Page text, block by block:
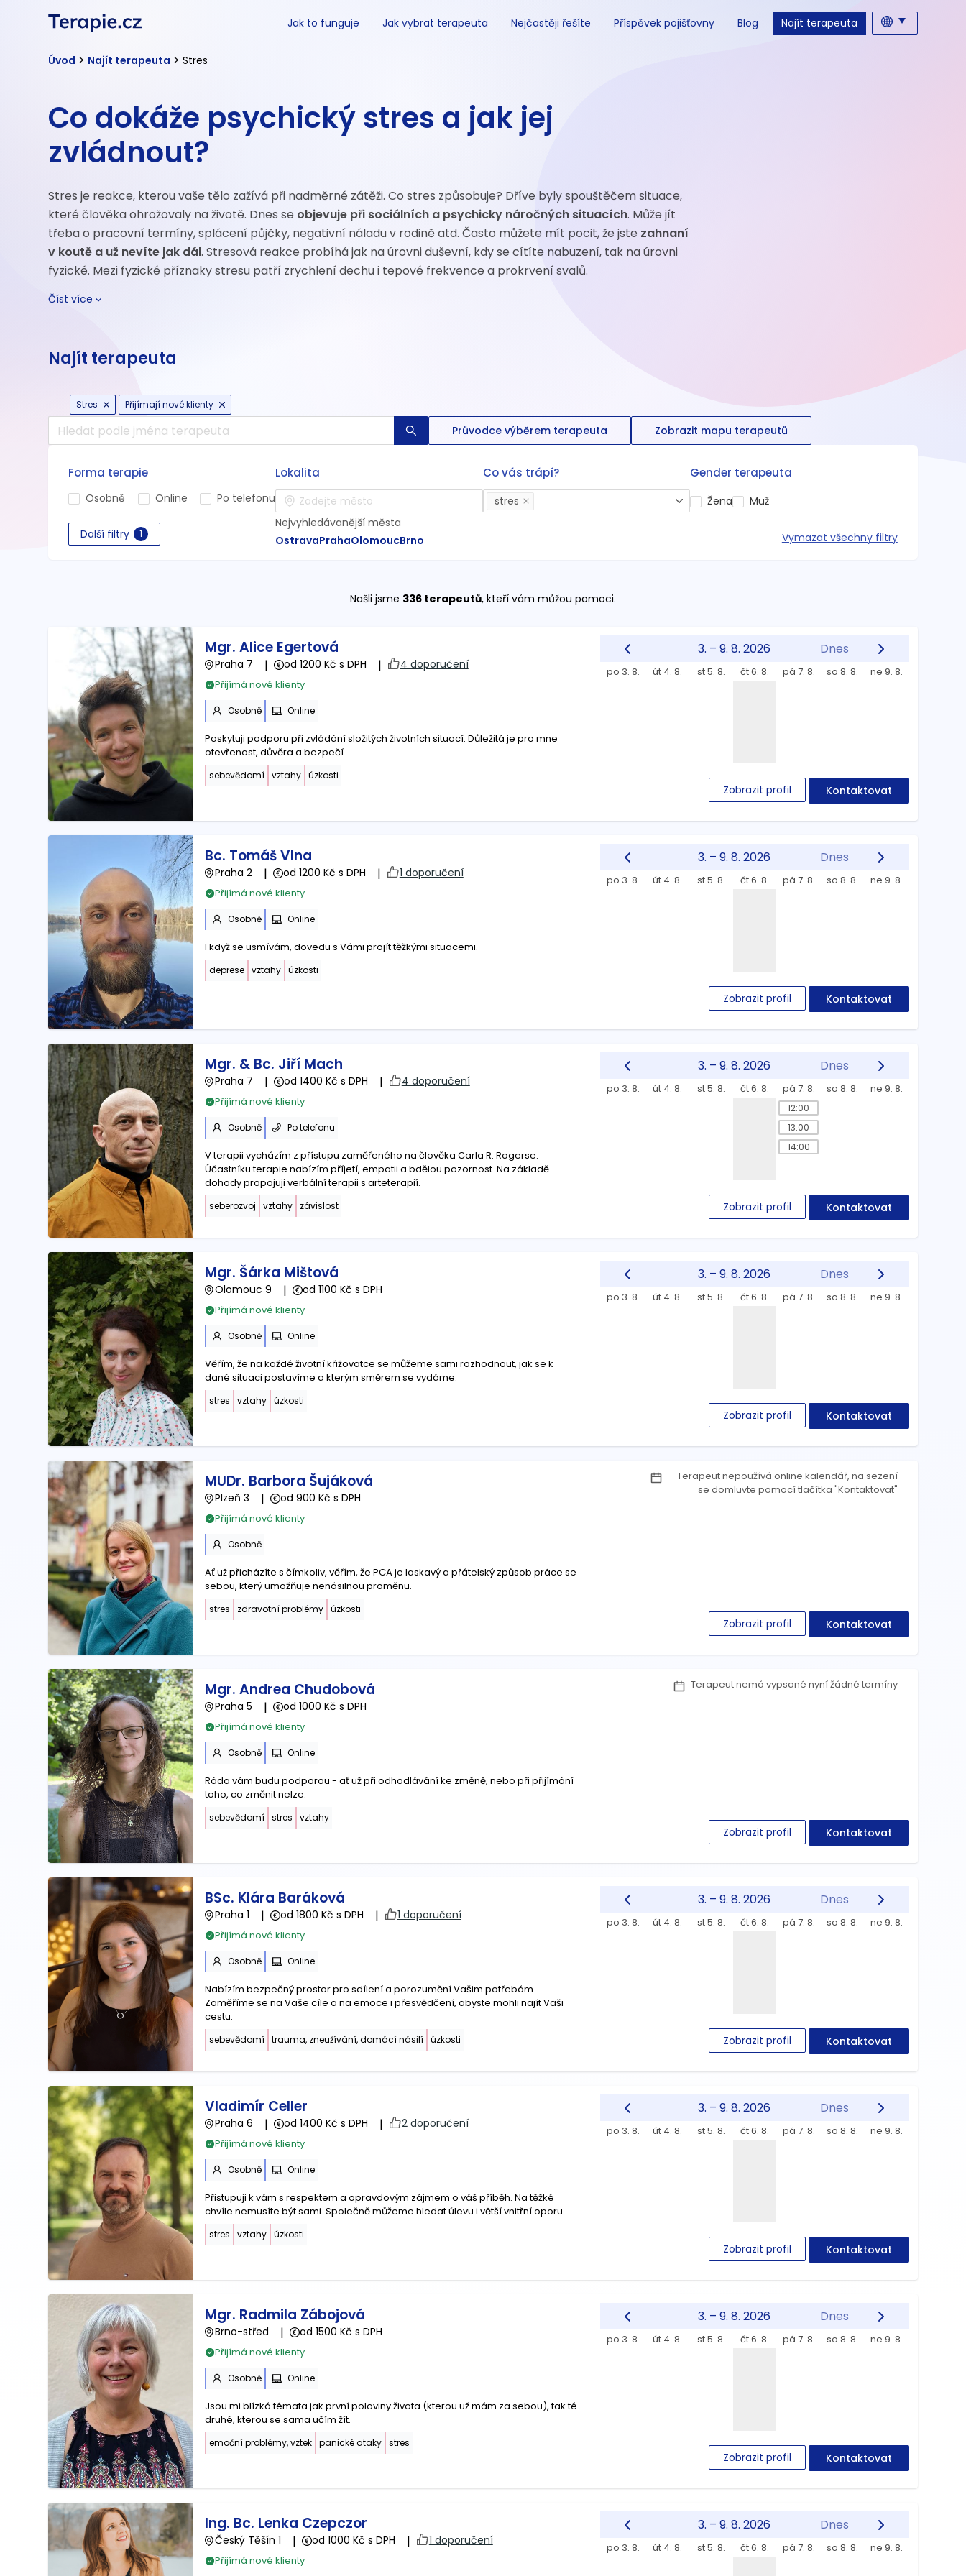
Jak to funguje Jak vybrat terapeuta Nejčastěji řešíte Příspěvek pojišťovny Blog Najít terapeuta
Úvod > Najít terapeuta > Stres
Co dokáže psychický stres a jak jej
zvládnout?
Stres je reakce, kterou vaše tělo zažívá při nadměrné zátěži. Co stres způsobuje? Dříve byly spouštěčem situace,
které člověka ohrožovaly na životě. Dnes se objevuje při sociálních a psychicky náročných situacích. Může jít
třeba o pracovní termíny, splácení půjčky, negativní náladu v rodině atd. Často můžete mít pocit, že jste zahnaní
v koutě a už nevíte jak dál. Stresová reakce probíhá jak na úrovni duševní, kdy se cítíte nabuzení, tak na úrovni
fyzické. Mezi fyzické příznaky stresu patří zrychlení dechu i tepové frekvence a prokrvení svalů.
Číst více
Najít terapeuta
Průvodce výběrem terapeuta Zobrazit mapu terapeutů
Forma terapie
Osobně Online Po telefonu
Lokalita
Nejvyhledávanější města
OstravaPrahaOlomoucBrno
Co vás trápí?
stres
Gender terapeuta
Žena Muž
Další filtry 1 Vymazat všechny filtry
Stres Přijímají nové klienty
Našli jsme 336 terapeutů, kteří vám můžou pomoci.
Mgr. Alice Egertová
Praha 7 | od 1200 Kč s DPH | 4 doporučení
Přijímá nové klienty
Osobně Online
Poskytuji podporu při zvládání složitých životních situací. Důležitá je pro mne
otevřenost, důvěra a bezpečí.
sebevědomí vztahy úzkosti
3. – 9. 8. 2026 Dnes
po 3. 8. út 4. 8. st 5. 8. čt 6. 8. pá 7. 8. so 8. 8. ne 9. 8.
Zobrazit profil Kontaktovat
Bc. Tomáš Vlna
Praha 2 | od 1200 Kč s DPH | 1 doporučení
Přijímá nové klienty
Osobně Online
I když se usmívám, dovedu s Vámi projít těžkými situacemi.
deprese vztahy úzkosti
3. – 9. 8. 2026 Dnes
po 3. 8. út 4. 8. st 5. 8. čt 6. 8. pá 7. 8. so 8. 8. ne 9. 8.
Zobrazit profil Kontaktovat
Mgr. & Bc. Jiří Mach
Praha 7 | od 1400 Kč s DPH | 4 doporučení
Přijímá nové klienty
Osobně Po telefonu
V terapii vycházím z přístupu zaměřeného na člověka Carla R. Rogerse.
Účastníku terapie nabízím příjetí, empatii a bdělou pozornost. Na základě
dohody propojuji verbální terapii s arteterapií.
seberozvoj vztahy závislost
3. – 9. 8. 2026 Dnes
po 3. 8. út 4. 8. st 5. 8. čt 6. 8. pá 7. 8. so 8. 8. ne 9. 8.
12:00
13:00
14:00
Zobrazit profil Kontaktovat
Mgr. Šárka Mištová
Olomouc 9 | od 1100 Kč s DPH
Přijímá nové klienty
Osobně Online
Věřím, že na každé životní křižovatce se můžeme sami rozhodnout, jak se k
dané situaci postavíme a kterým směrem se vydáme.
stres vztahy úzkosti
3. – 9. 8. 2026 Dnes
po 3. 8. út 4. 8. st 5. 8. čt 6. 8. pá 7. 8. so 8. 8. ne 9. 8.
Zobrazit profil Kontaktovat
MUDr. Barbora Šujáková
Plzeň 3 | od 900 Kč s DPH
Přijímá nové klienty
Osobně
Ať už přicházíte s čímkoliv, věřím, že PCA je laskavý a přátelský způsob práce se
sebou, který umožňuje nenásilnou proměnu.
stres zdravotní problémy úzkosti
Terapeut nepoužívá online kalendář, na sezení
se domluvte pomocí tlačítka "Kontaktovat"
Zobrazit profil Kontaktovat
Mgr. Andrea Chudobová
Praha 5 | od 1000 Kč s DPH
Přijímá nové klienty
Osobně Online
Ráda vám budu podporou - ať už při odhodlávání ke změně, nebo při přijímání
toho, co změnit nelze.
sebevědomí stres vztahy
Terapeut nemá vypsané nyní žádné termíny
Zobrazit profil Kontaktovat
BSc. Klára Baráková
Praha 1 | od 1800 Kč s DPH | 1 doporučení
Přijímá nové klienty
Osobně Online
Nabízím bezpečný prostor pro sdílení a porozumění Vašim potřebám.
Zaměříme se na Vaše cíle a na emoce i přesvědčení, abyste mohli najít Vaši
cestu.
sebevědomí trauma, zneužívání, domácí násilí úzkosti
3. – 9. 8. 2026 Dnes
po 3. 8. út 4. 8. st 5. 8. čt 6. 8. pá 7. 8. so 8. 8. ne 9. 8.
Zobrazit profil Kontaktovat
Vladimír Celler
Praha 6 | od 1400 Kč s DPH | 2 doporučení
Přijímá nové klienty
Osobně Online
Přistupuji k vám s respektem a opravdovým zájmem o váš příběh. Na těžké
chvíle nemusíte být sami. Společně můžeme hledat úlevu i větší vnitřní oporu.
stres vztahy úzkosti
3. – 9. 8. 2026 Dnes
po 3. 8. út 4. 8. st 5. 8. čt 6. 8. pá 7. 8. so 8. 8. ne 9. 8.
Zobrazit profil Kontaktovat
Mgr. Radmila Zábojová
Brno-střed | od 1500 Kč s DPH
Přijímá nové klienty
Osobně Online
Jsou mi blízká témata jak první poloviny života (kterou už mám za sebou), tak té
druhé, kterou se sama učím žít.
emoční problémy, vztek panické ataky stres
3. – 9. 8. 2026 Dnes
po 3. 8. út 4. 8. st 5. 8. čt 6. 8. pá 7. 8. so 8. 8. ne 9. 8.
Zobrazit profil Kontaktovat
Ing. Bc. Lenka Czepczor
Český Těšín 1 | od 1000 Kč s DPH | 1 doporučení
Přijímá nové klienty
3. – 9. 8. 2026 Dnes
po 3. 8. út 4. 8. st 5. 8. čt 6. 8. pá 7. 8. so 8. 8. ne 9. 8.